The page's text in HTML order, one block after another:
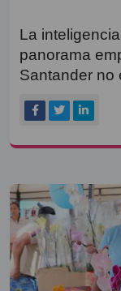
La
panorama
Santander no